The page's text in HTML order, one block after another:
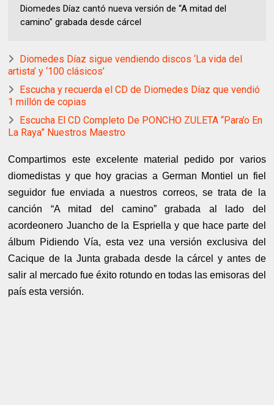
Diomedes Díaz cantó nueva versión de “A mitad del
camino” grabada desde cárcel
Diomedes Díaz sigue vendiendo discos ‘La vida del
artista’ y ‘100 clásicos’
Escucha y recuerda el CD de Diomedes Díaz que vendió
1 millón de copias
Escucha El CD Completo De PONCHO ZULETA “Para’o En
La Raya” Nuestros Maestro
Compartimos este excelente material pedido por varios
diomedistas y que hoy gracias a German Montiel un fiel
seguidor fue enviada a nuestros correos, se trata de la
canción “A mitad del camino” grabada al lado del
acordeonero Juancho de la Espriella y que hace parte del
álbum Pidiendo Vía, esta vez una versión exclusiva del
Cacique de la Junta grabada desde la cárcel y antes de
salir al mercado fue éxito rotundo en todas las emisoras del
país esta versión.